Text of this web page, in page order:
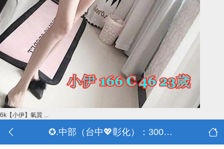
6k【小伊】氣質 ...
✪.中部（台中💖彰化）：3000-30000